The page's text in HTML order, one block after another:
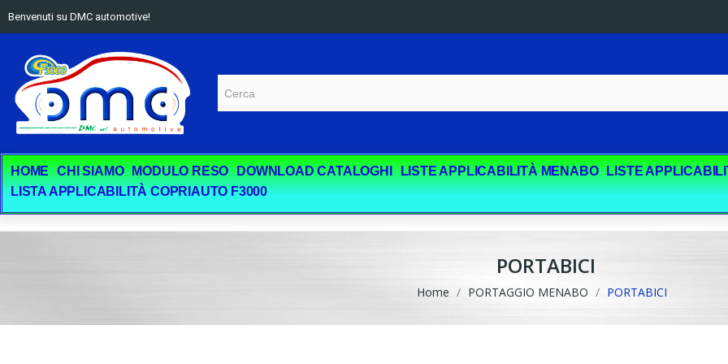
Benvenuti su DMC automotive!
HOME CHI SIAMO MODULO RESO DOWNLOAD CATALOGHI LISTE APPLICABILITÀ MENABO LISTE
LISTA APPLICABILITÀ COPRIAUTO F3000
PORTABICI
Home PORTAGGIO MENABO PORTABICI